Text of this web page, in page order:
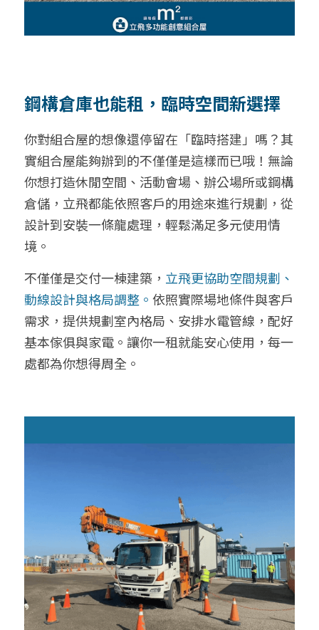
鋼構倉庫也能租，臨時空間新選擇
你對組合屋的想像還停留在「臨時搭建」嗎？其
實組合屋能夠辦到的不僅僅是這樣而已哦！無論
你想打造休閒空間、活動會場、辦公場所或鋼構
倉儲，立飛都能依照客戶的用途來進行規劃，從
設計到安裝一條龍處理，輕鬆滿足多元使用情
境。
不僅僅是交付一棟建築， 立飛更協助空間規劃、
動線設計與格局調整。 依照實際場地條件與客戶
需求，提供規劃室內格局、安排水電管線，配好
基本傢俱與家電。讓你一租就能安心使用，每一
處都為你想得周全。